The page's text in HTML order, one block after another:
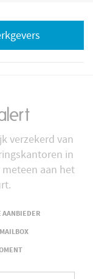
verzekerd van
in
aan het
AANBIEDER